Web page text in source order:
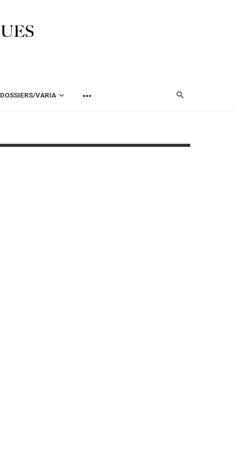
DOSSIERS/VARIA